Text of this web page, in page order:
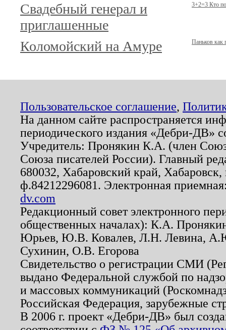
Свадебный генерал и
приглашенные
3+2=3 Кто
Коломойский на Амуре Паньков как
Пользовательское соглашение,
На данном сайте распространяется
периодического издания «Дебри-ДВ»
Учредитель: Пронякин К.А. (член
Союза писателей России). Главный
680032, Хабаровский край,
ф.84212296081. Электронная
dv.com
Редакционный совет электронного
общественных началах): К.А.
Юрьев, Ю.В. Ковалев, Л.Н. Левина,
Сухинин, О.В. Егорова
Свидетельство о регистрации СМИ
выдано Федеральной службой по
и массовых коммуникаций
Российская Федерация, зарубежные
В 2006 г. проект «Дебри-ДВ» был